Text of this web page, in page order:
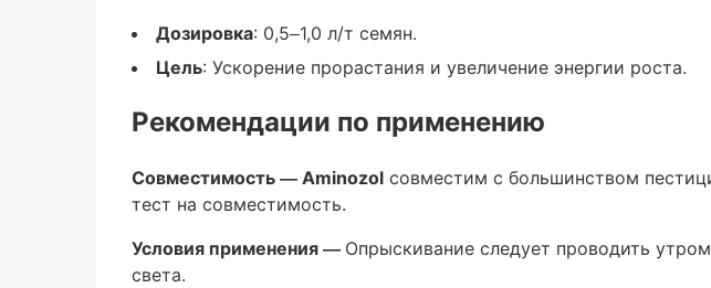
Увеличивает количество завязей, улучшает качество цветков и
Фаза формирования плодов —
Стимулирует увеличение размера и веса плодов, улучшает их
Регенерация после стрессов —
Помогает восстановить растение после засухи, заморозков,
повреждений или химического стресса.
Дозировка: 0,5–1,0 л/т семян.
Цель: Ускорение прорастания и увеличение энергии роста.
Рекомендации по применению
Совместимость — Aminozol совместим с большинством
тест на совместимость.
Условия применения — Опрыскивание следует проводить
света.